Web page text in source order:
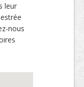
leur
nous